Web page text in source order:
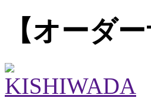
【オーダ